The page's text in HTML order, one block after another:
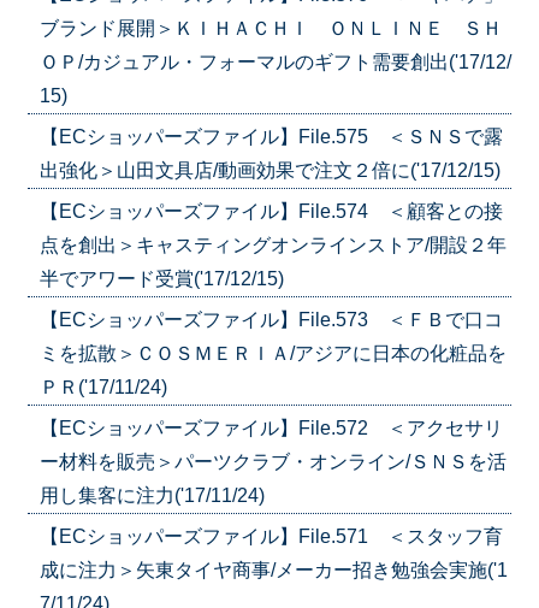
ブランド展開＞ＫＩＨＡＣＨＩ ＯＮＬＩＮＥ ＳＨ
ＯＰ/カジュアル・フォーマルのギフト需要創出('17/12/
15)
【ECショッパーズファイル】File.575 ＜ＳＮＳで露
出強化＞山田文具店/動画効果で注文２倍に('17/12/15)
【ECショッパーズファイル】File.574 ＜顧客との接
点を創出＞キャスティングオンラインストア/開設２年
半でアワード受賞('17/12/15)
【ECショッパーズファイル】File.573 ＜ＦＢで口コ
ミを拡散＞ＣＯＳＭＥＲＩＡ/アジアに日本の化粧品を
ＰＲ('17/11/24)
【ECショッパーズファイル】File.572 ＜アクセサリ
ー材料を販売＞パーツクラブ・オンライン/ＳＮＳを活
用し集客に注力('17/11/24)
【ECショッパーズファイル】File.571 ＜スタッフ育
成に注力＞矢東タイヤ商事/メーカー招き勉強会実施('1